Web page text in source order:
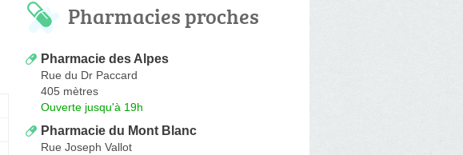
Pharmacies proches
Pharmacie des Alpes
Rue du Dr Paccard
405 mètres
Ouverte jusqu'à 19h
Pharmacie du Mont Blanc
Rue Joseph Vallot